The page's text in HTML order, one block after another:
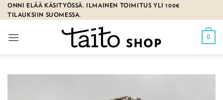
Skip
to
ONNI ELÄÄ KÄSITYÖSSÄ. ILMAINEN TOIMITUS YLI 100€
TILAUKSIIN SUOMESSA.
0